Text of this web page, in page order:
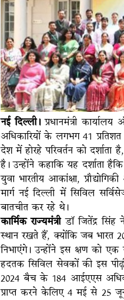
नई दिल्ली।प्रधानमंत्री
अधिकारियों के लगभग 41
देश में होरहे परिवर्तन को
है। उन्होंने कहाकि यह दर्शाता
युवा भारतीय आकांक्षा,
मार्ग नई दिल्ली में सिविल
बातचीत कर रहे थे।
कार्मिक राज्यमंत्रीडॉ जितेंद्र सिंह
स्थान रखते हैं, क्योंकि जब भारत
निभाएंगे। उन्होंने इस क्षण को
हदतक सिविल सेवकों की इस
2024 बैच के 184 आईएएस
प्राप्त करने केलिए 4 मई से 25